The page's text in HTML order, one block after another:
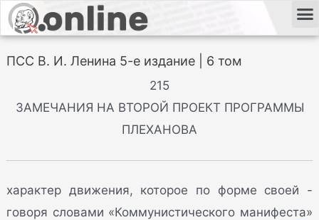
ПСС В. И. Ленина 5-е издание | 6 том
215
ЗАМЕЧАНИЯ НА ВТОРОЙ ПРОЕКТ ПРОГРАММЫ
ПЛЕХАНОВА
характер движения, которое по форме своей -
говоря словами «Коммунистического манифеста»